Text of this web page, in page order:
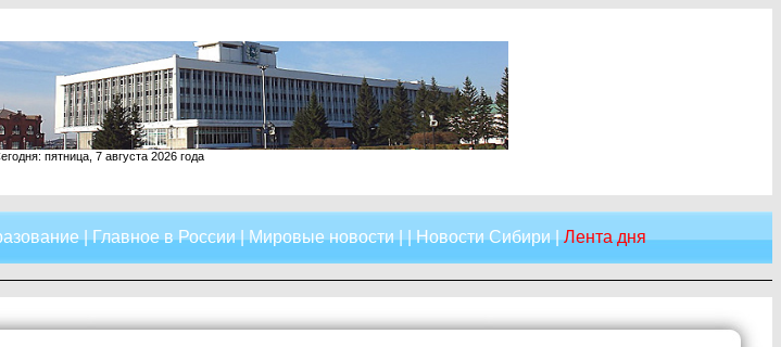
пятница, 7 августа 2026 года
|Главное в России|Мировые новости| |Новости Сибири|Лента дня